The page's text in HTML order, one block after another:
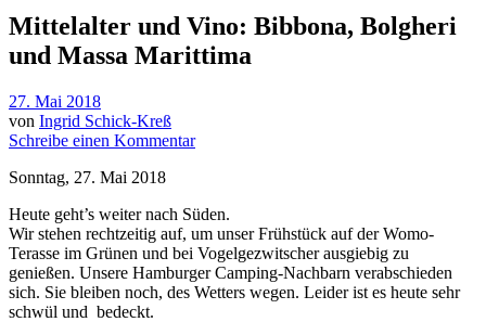
Mittelalter und Vino: Bibbona, Bolgheri
und Massa Marittima
27. Mai 2018
von Ingrid Schick-Kreß
Schreibe einen Kommentar
Sonntag, 27. Mai 2018
Heute geht’s weiter nach Süden.
Wir stehen rechtzeitig auf, um unser Frühstück auf der Womo-
Terasse im Grünen und bei Vogelgezwitscher ausgiebig zu
genießen. Unsere Hamburger Camping-Nachbarn verabschieden
sich. Sie bleiben noch, des Wetters wegen. Leider ist es heute sehr
schwül und bedeckt.